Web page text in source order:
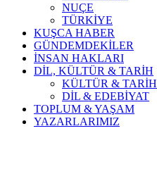
NUÇE
TÜRKİYE
KUŞCA HABER
GÜNDEMDEKİLER
İNSAN HAKLARI
DİL, KÜLTÜR & TARİH
KÜLTÜR & TARİH
DİL & EDEBİYAT
TOPLUM & YAŞAM
YAZARLARIMIZ